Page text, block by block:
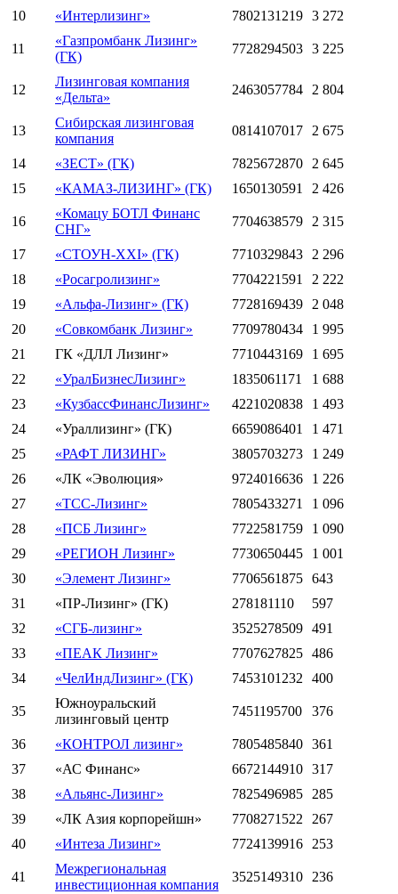
10 «Интерлизинг» 7802131219 3 272
11
«Газпромбанк Лизинг»
(ГК)
7728294503 3 225
12
Лизинговая компания
«Дельта»
2463057784 2 804
13
Сибирская лизинговая
компания
0814107017 2 675
14 «ЗЕСТ» (ГК) 7825672870 2 645
15
«КАМАЗ-ЛИЗИНГ» (ГК) 1650130591 2 426
16
«Комацу БОТЛ Финанс
СНГ»
7704638579 2 315
17 «СТОУН-XXI» (ГК) 7710329843 2 296
18
«Росагролизинг» 7704221591
2 222
19
«Альфа-Лизинг» (ГК) 7728169439 2 048
20
«Совкомбанк Лизинг» 7709780434
1 995
21
ГК «ДЛЛ Лизинг» 7710443169
1 695
22
«УралБизнесЛизинг» 1835061171
1 688
23
«КузбассФинансЛизинг» 4221020838
1 493
24
«Ураллизинг» (ГК) 6659086401
1 471
25
«РАФТ ЛИЗИНГ» 3805703273
1 249
26
«ЛК «Эволюция» 9724016636
1 226
27
«ТСС-Лизинг» 7805433271
1 096
28
«ПСБ Лизинг» 7722581759
1 090
29
«РЕГИОН Лизинг» 7730650445
1 001
30
«Элемент Лизинг» 7706561875 643
31
«ПР-Лизинг» (ГК) 278181110
597
32
«СГБ-лизинг» 3525278509 491
33
«ПЕАК Лизинг» 7707627825 486
34
«ЧелИндЛизинг» (ГК) 7453101232 400
35
Южноуральский
лизинговый центр
7451195700 376
36 «КОНТРОЛ лизинг» 7805485840 361
37
«АС Финанс» 6672144910 317
38
«Альянс-Лизинг» 7825496985 285
39
«ЛК Азия корпорейшн» 7708271522 267
40
«Интеза Лизинг» 7724139916 253
41
Межрегиональная
инвестиционная компания
3525149310 236